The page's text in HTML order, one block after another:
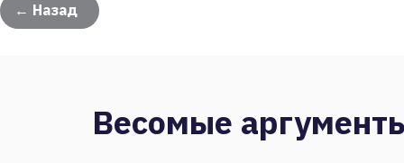
← Назад
Весомые